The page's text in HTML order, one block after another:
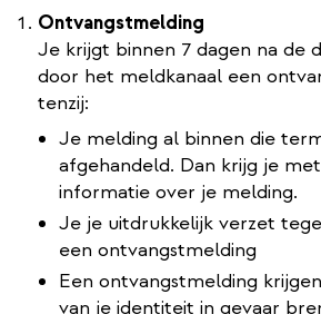
Ontvangstmelding
Je krijgt binnen 7 dagen na de
door het meldkanaal een
tenzij:
Je melding al binnen die
afgehandeld. Dan krijg je
informatie over je melding.
Je je uitdrukkelijk verzet
een ontvangstmelding
Een ontvangstmelding
van je identiteit in gevaar